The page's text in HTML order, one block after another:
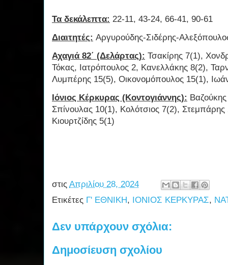
Τα δεκάλεπτα: 22-11, 43-24, 66-41, 90-61
Διαιτητές: Αργυρούδης-Σιδέρης-
Αχαγιά 82΄ (Δελάρτας): Τσακίρης 7(1),
Τόκας, Ιατρόπουλος 2, Κανελλάκης 8(2),
Λυμπέρης 15(5), Οικονομόπουλος 15(1),
Ιόνιος Κέρκυρας (Κοντογιάννης):
Σπίνουλας 10(1), Κολότσιος 7(2),
Κιουρτζίδης 5(1)
στις Απριλίου 28, 2024
Ετικέτες Γ' ΕΘΝΙΚΗ, ΙΟΝΙΟΣ ΚΕΡΚΥΡΑΣ,
Δεν υπάρχουν σχόλια:
Δημοσίευση σχολίου